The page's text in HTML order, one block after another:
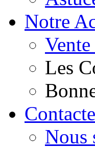
Notre
Les
Nous